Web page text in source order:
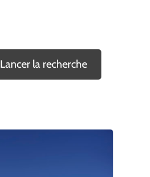
Lancer la recherche